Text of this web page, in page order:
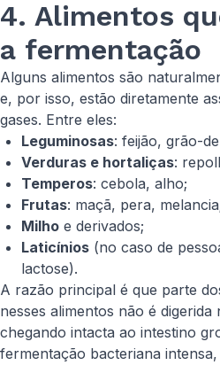
4. Alimentos
a fermentação
Alguns alimentos são
e, por isso, estão diretamente
gases. Entre eles:
Leguminosas: feijão, grão-
Verduras e hortaliças:
Temperos: cebola, alho;
Frutas: maçã, pera,
Milho e derivados;
Laticínios (no caso de
lactose).
A razão principal é que parte
nesses alimentos não é digerida
chegando intacta ao intestino
fermentação bacteriana